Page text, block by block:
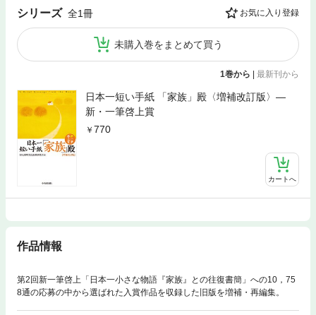
シリーズ 全1冊 お気に入り登録
未購入巻をまとめて買う
1巻から 最新刊から
日本一短い手紙 「家族」殿〈増補改訂版〉―
新・一筆啓上賞
770
カートへ
作品情報
第2回新一筆啓上「日本一小さな物語『家族』との往復書簡」への10，75
8通の応募の中から選ばれた入賞作品を収録した旧版を増補・再編集。